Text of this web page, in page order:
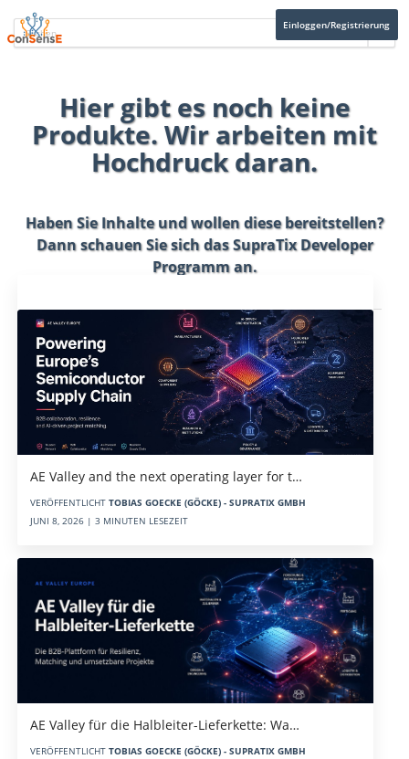
Einloggen/Registrierung
Hier gibt es noch keine
Produkte. Wir arbeiten mit
Hochdruck daran.
Haben Sie Inhalte und wollen diese bereitstellen?
Dann schauen Sie sich dasSupraTix Developer
Programman.
AE Valley and the next operating layer for t…
VERÖFFENTLICHT TOBIAS GOECKE (GÖCKE) - SUPRATIX GMBH
JUNI 8, 2026 | 3 MINUTEN LESEZEIT
AE Valley für die Halbleiter-Lieferkette: Wa…
VERÖFFENTLICHT TOBIAS GOECKE (GÖCKE) - SUPRATIX GMBH